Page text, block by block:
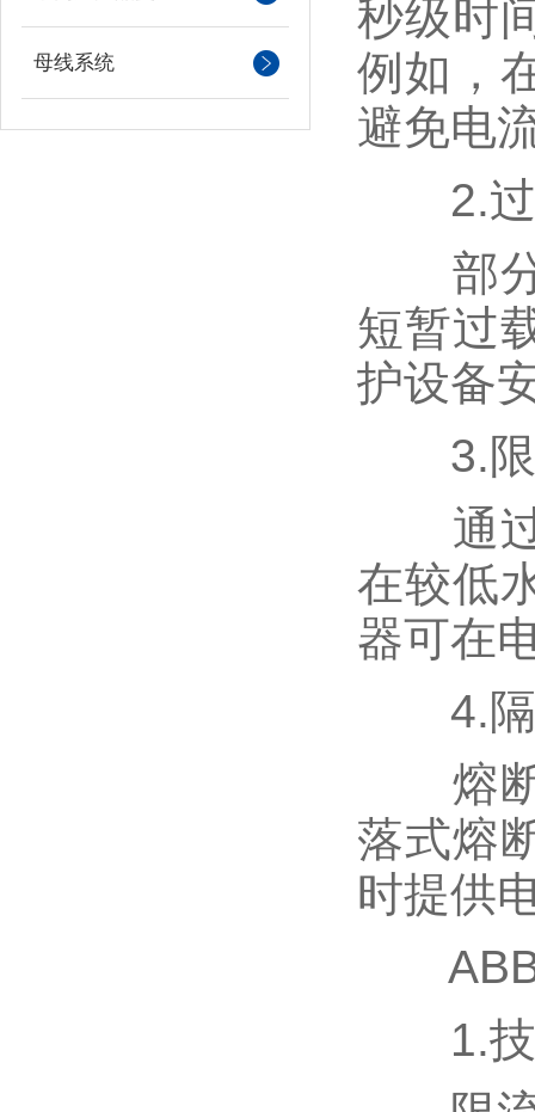
母线系统
秒级时
例如，
避免电
2.过
部分
短暂过
护设备
3.限
通过
在较低
器可在
4.隔
熔断
落式熔
时提供
ABB
1.技